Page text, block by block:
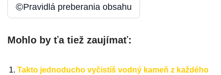
©Pravidlá preberania obsahu
Mohlo by ťa tiež zaujímať:
Takto jednoducho vyčistíš vodný kameň z každého